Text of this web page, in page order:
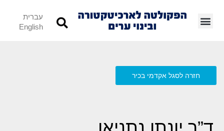
עברית
English
חזרה לסגל אקדמי בכיר